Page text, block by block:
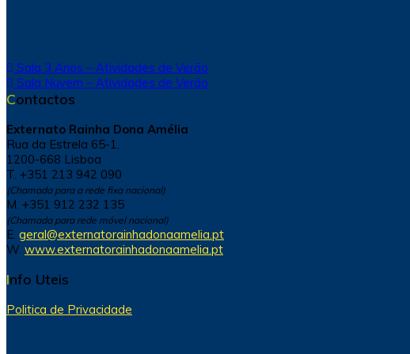
Navegação
de
Sala 3 Anos – Atividades de Verão
Sala Nuvem – Atividades de Verão
Contactos
Externato Rainha Dona Amélia
Rua da Estrela 65-1,
1200-668 Lisboa
T. +351 213 942 090
(Chamada para a rede fixa nacional)
M. +351 912 232 135
(Chamada para rede móvel nacional)
E. geral@externatorainhadonaamelia.pt
W. www.externatorainhadonaamelia.pt
Info Uteis
Politica de Privacidade